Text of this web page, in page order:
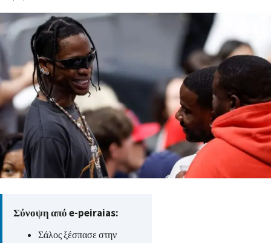
Σύνοψη από e-peiraias:
Σάλος ξέσπασε στην